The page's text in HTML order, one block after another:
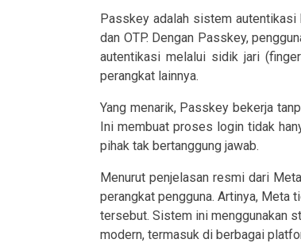
Passkey adalah sistem
dan OTP. Dengan Passkey,
autentikasi melalui sidik jari
perangkat lainnya.
Yang menarik, Passkey bekerja
Ini membuat proses login tidak
pihak tak bertanggung jawab.
Menurut penjelasan resmi dari
perangkat pengguna. Artinya, Meta
tersebut. Sistem ini menggunakan
modern, termasuk di berbagai